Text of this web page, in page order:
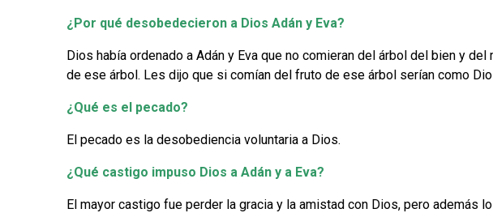
¿Por qué desobedecieron a Dios Adán y Eva?
Dios había ordenado a Adán y Eva que no comieran del árbol del bien y
de ese árbol. Les dijo que si comían del fruto de ese árbol serían como
¿Qué es el pecado?
El pecado es la desobediencia voluntaria a Dios.
¿Qué castigo impuso Dios a Adán y a Eva?
El mayor castigo fue perder la gracia y la amistad con Dios, pero además